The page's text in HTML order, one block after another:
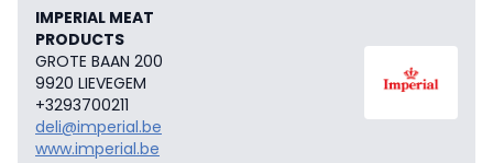
IMPERIAL MEAT
PRODUCTS
GROTE BAAN 200
9920 LIEVEGEM
+3293700211
deli@imperial.be
www.imperial.be